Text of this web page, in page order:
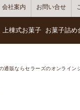
会社案内 お問い合せ
おつまみの詰め合わせ
お菓子の詰め合わせ
上棟式お菓子
「贈り物に人気」寿セット
小規模な餅まきに人気
お菓子詰め
1番人気300円お菓子詰め合
き用におすすめ126円お菓
入った400円お菓子詰め合
100円代のお菓子詰め合わせ
円～300円お菓子詰め合
円～600円お菓子詰め合
通販ならセラーズのオンライン